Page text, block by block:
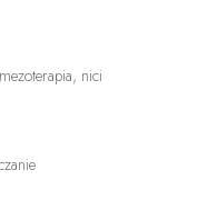
nici